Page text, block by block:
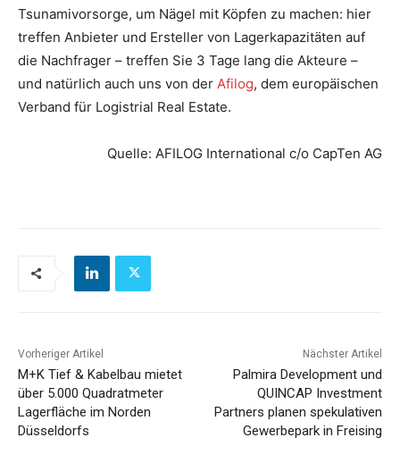
Tsunamivorsorge, um Nägel mit Köpfen zu machen: hier
treffen Anbieter und Ersteller von Lagerkapazitäten auf
die Nachfrager – treffen Sie 3 Tage lang die Akteure –
und natürlich auch uns von der Afilog, dem europäischen
Verband für Logistrial Real Estate.
Quelle: AFILOG International c/o CapTen AG
Vorheriger Artikel
M+K Tief & Kabelbau mietet
über 5.000 Quadratmeter
Lagerfläche im Norden
Düsseldorfs
Nächster Artikel
Palmira Development und
QUINCAP Investment
Partners planen spekulativen
Gewerbepark in Freising